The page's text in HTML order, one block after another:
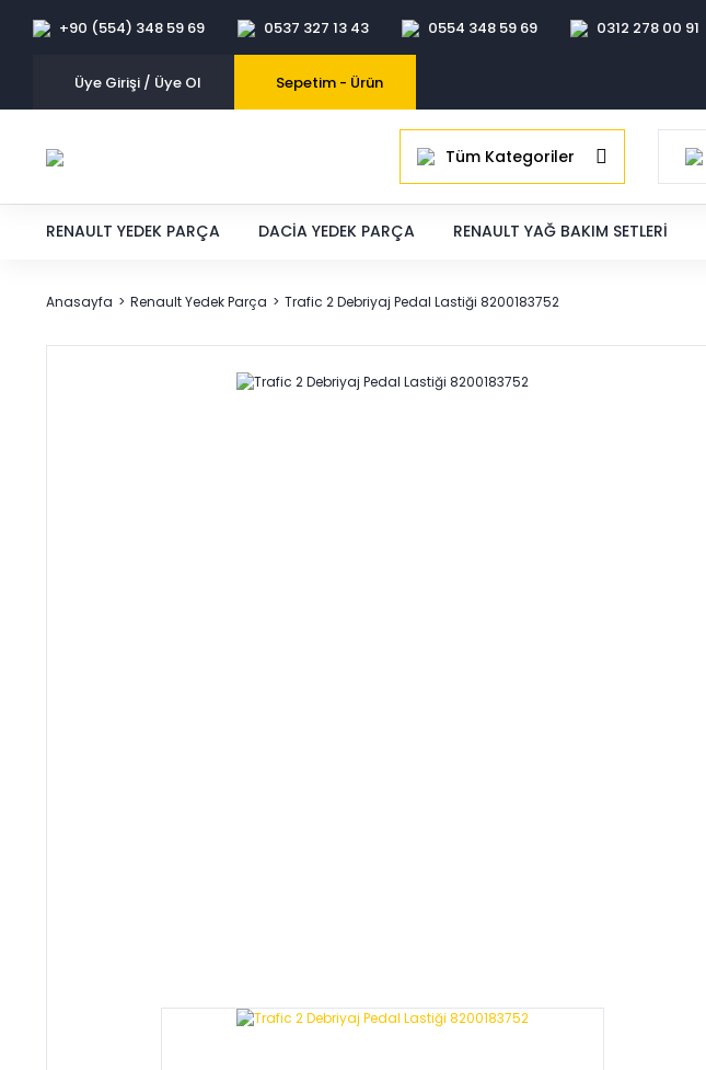
+90 (554) 348 59 69 0537 327 13 43 0554 348 59 69 0312 278 00 91
Üye Girişi / Üye Ol Sepetim - Ürün
Tüm Kategoriler
RENAULT YEDEK PARÇA DACIA YEDEK PARÇA RENAULT YAĞ BAKIM SETLERI
Anasayfa Renault Yedek Parça Trafic 2 Debriyaj Pedal Lastiği 8200183752